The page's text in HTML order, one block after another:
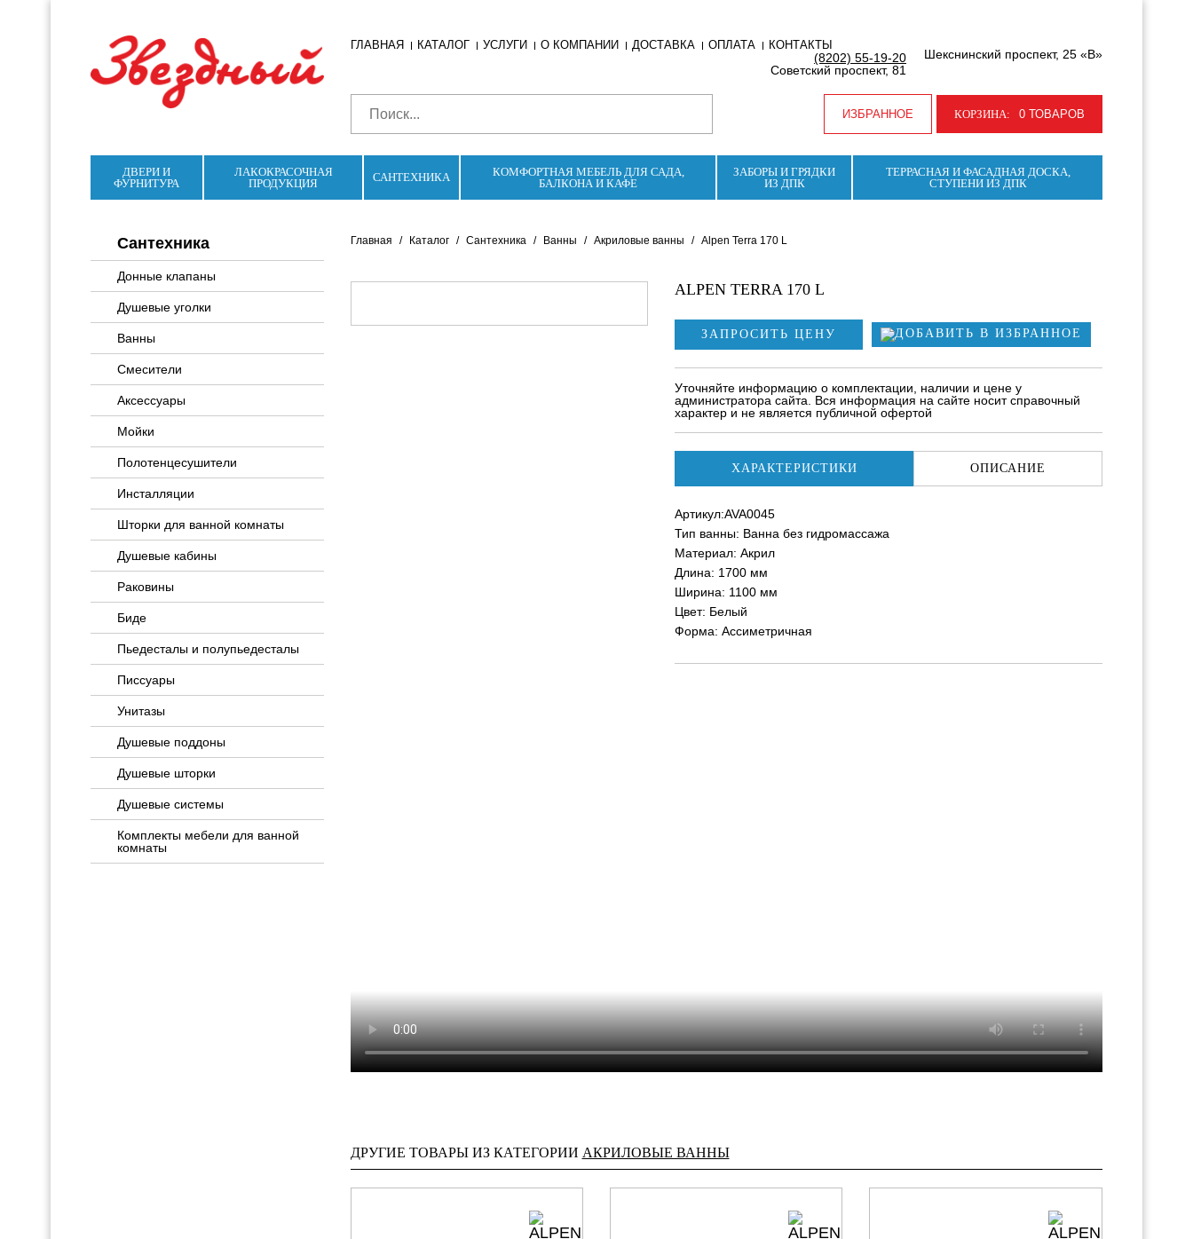
ГЛАВНАЯ КАТАЛОГ УСЛУГИ О КОМПАНИИ ДОСТАВКА ОПЛАТА КОНТАКТЫ
Шекснинский проспект, 25 «В»
(8202) 55-19-20
Советский проспект, 81
ИЗБРАННОЕ КОРЗИНА: 0 ТОВАРОВ
ДВЕРИ И
ФУРНИТУРА
ЛАКОКРАСОЧНАЯ
ПРОДУКЦИЯ
САНТЕХНИКА
КОМФОРТНАЯ МЕБЕЛЬ ДЛЯ САДА,
БАЛКОНА И КАФЕ
ЗАБОРЫ И ГРЯДКИ
ИЗ ДПК
ТЕРРАСНАЯ И ФАСАДНАЯ ДОСКА,
СТУПЕНИ ИЗ ДПК
Сантехника
Донные клапаны
Душевые уголки
Ванны
Смесители
Аксессуары
Мойки
Полотенцесушители
Инсталляции
Шторки для ванной комнаты
Душевые кабины
Раковины
Биде
Пьедесталы и полупьедесталы
Писсуары
Унитазы
Душевые поддоны
Душевые шторки
Душевые системы
Комплекты мебели для ванной
комнаты
Главная / Каталог / Сантехника / Ванны / Акриловые ванны / Alpen Terra 170 L
ALPEN TERRA 170 L
ЗАПРОСИТЬ ЦЕНУ
Уточняйте информацию о комплектации, наличии и цене у
администратора сайта. Вся информация на сайте носит справочный
характер и не является публичной офертой
ХАРАКТЕРИСТИКИ ОПИСАНИЕ
Артикул:AVA0045
Тип ванны: Ванна без гидромассажа
Материал: Акрил
Длина: 1700 мм
Ширина: 1100 мм
Цвет: Белый
Форма: Ассиметричная
ДРУГИЕ ТОВАРЫ ИЗ КАТЕГОРИИ АКРИЛОВЫЕ ВАННЫ